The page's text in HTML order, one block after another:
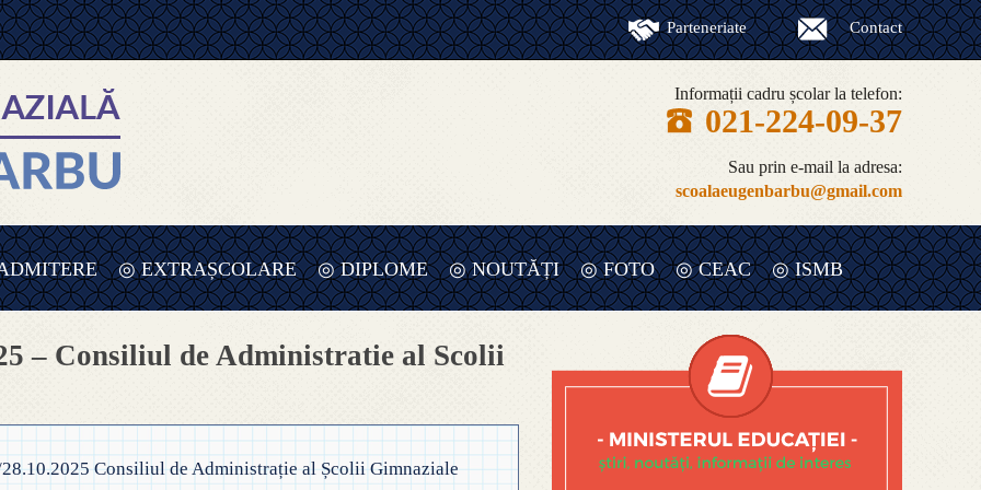
Parteneriate Contact
Informații cadru școlar la telefon:
021-224-09-37
Sau prin e-mail la adresa:
scoalaeugenbarbu@gmail.com
– 2025-2026
◎ EXTRAȘCOLARE
VERDE – PREȘCOLAR – 2025
◎ DIPLOME ◎ NOUTĂȚI ◎ FOTO ◎ CEAC
INTERNA
◎ ISMB
– Consiliul de Administratie al Scolii
Consiliul de Administrație al Școlii Gimnaziale